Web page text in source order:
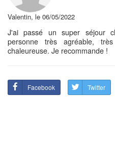
Valentin, le 06/05/2022
J'ai passé un super séjour
personne très agréable,
chaleureuse. Je recommande !
Facebook Twitter